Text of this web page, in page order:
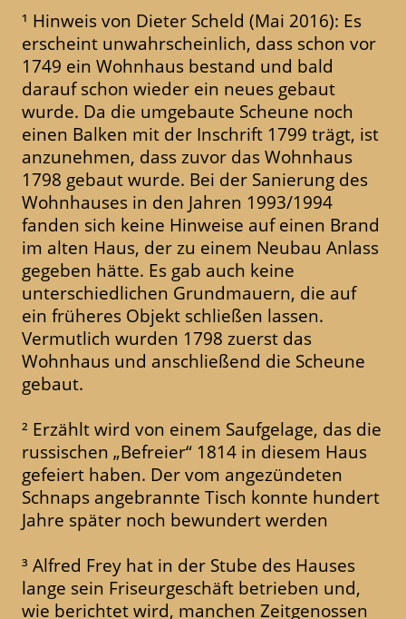
¹ Hinweis von Dieter Scheld (Mai 2016): Es
erscheint unwahrscheinlich, dass schon vor
1749 ein Wohnhaus bestand und bald
darauf schon wieder ein neues gebaut
wurde. Da die umgebaute Scheune noch
einen Balken mit der Inschrift 1799 trägt, ist
anzunehmen, dass zuvor das Wohnhaus
1798 gebaut wurde. Bei der Sanierung des
Wohnhauses in den Jahren 1993/1994
fanden sich keine Hinweise auf einen Brand
im alten Haus, der zu einem Neubau Anlass
gegeben hätte. Es gab auch keine
unterschiedlichen Grundmauern, die auf
ein früheres Objekt schließen lassen.
Vermutlich wurden 1798 zuerst das
Wohnhaus und anschließend die Scheune
gebaut.
² Erzählt wird von einem Saufgelage, das die
russischen „Befreier“ 1814 in diesem Haus
gefeiert haben. Der vom angezündeten
Schnaps angebrannte Tisch konnte hundert
Jahre später noch bewundert werden
³ Alfred Frey hat in der Stube des Hauses
lange sein Friseurgeschäft betrieben und,
wie berichtet wird, manchen Zeitgenossen